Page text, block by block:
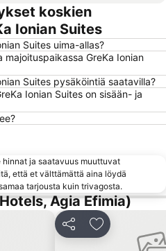
Fiskardo Port
koskien
Ionian Suites
Suites uima-allas?
GreKa Ionian
Suites pysäköintiä saatavilla?
Ionian Suites on sisään- ja
hinnat ja saatavuus muuttuvat
että et välttämättä aina löydä
tarjousta kuin trivagosta.
Agia Efimia)
Jaa Lisää